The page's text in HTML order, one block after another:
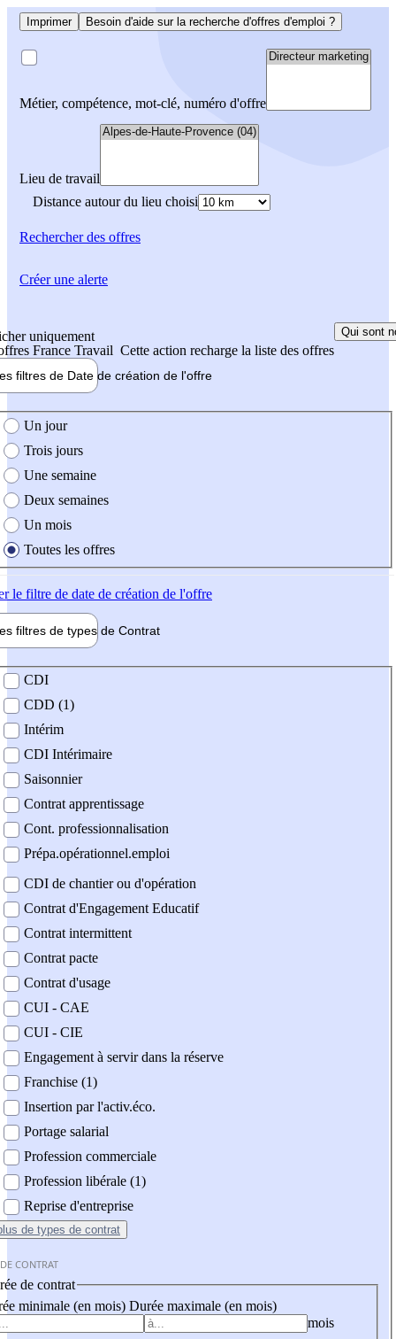
Imprimer Besoin d'aide sur la recherche d'offres d'emploi ?
Métier, compétence, mot-clé, numéro d'offre
Lieu de travail
Distance autour du lieu choisi
Rechercherdes offres
uniquement
France Travail Cette action recharge la liste des offres
Qui sont
filtres de Date de création de l'offre
création de l'offre
Un jour
Trois jours
Une semaine
Deux semaines
Un mois
Toutes les offres
le filtre de date de création de l'offre
filtres de types de Contrat
contrat
CDI
CDD (1)
Intérim
CDI Intérimaire
Saisonnier
Contrat apprentissage
Cont. professionnalisation
Prépa.opérationnel.emploi
CDI de chantier ou d'opération
Contrat d'Engagement Educatif
Contrat intermittent
Contrat pacte
Contrat d'usage
CUI - CAE
CUI - CIE
Engagement à servir dans la réserve
Franchise (1)
Insertion par l'activ.éco.
Portage salarial
Profession commerciale
Profession libérale (1)
Reprise d'entreprise
de types de contrat
CONTRAT
de contrat
minimale (en mois) Durée maximale (en mois)
mois
Créer une alerte